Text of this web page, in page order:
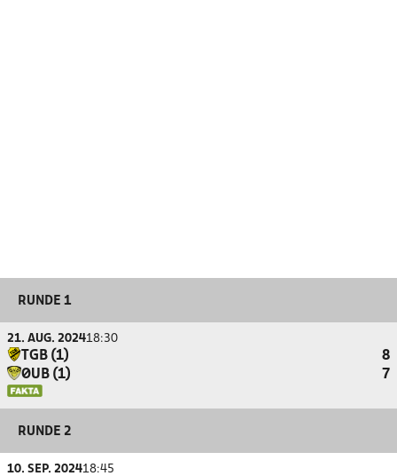
RUNDE 1
21. AUG. 202418:30
TGB (1)
8
ØUB (1)
7
RUNDE 2
10. SEP. 202418:45